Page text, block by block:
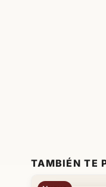
TAMBIÉN TE